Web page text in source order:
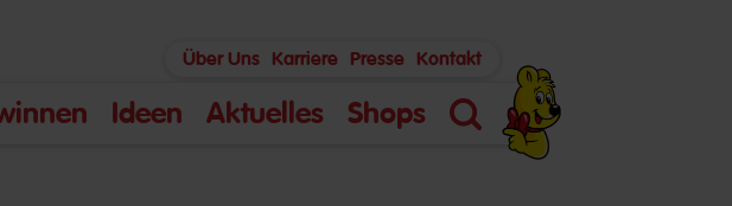
Ideen Aktuelles Shops
Suche
Über Uns Karriere Presse Kontakt